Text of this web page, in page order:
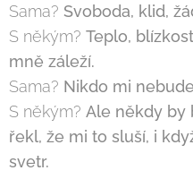
Sama? Svoboda, klid,
S někým? Teplo,
mně záleží.
Sama? Nikdo mi
S někým? Ale někdy by
řekl, že mi to sluší, i
svetr.